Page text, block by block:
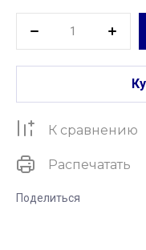
К сравнению
Поделиться
Распечатать